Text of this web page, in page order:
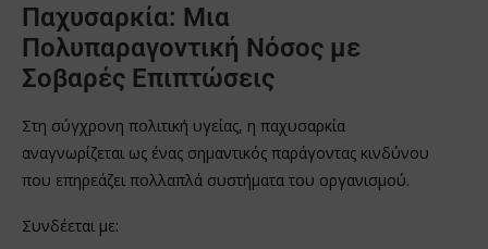
Παχυσαρκία: Μια
Πολυπαραγοντική Νόσος με
Σοβαρές Επιπτώσεις
Στη σύγχρονη πολιτική υγείας, η παχυσαρκία
αναγνωρίζεται ως ένας σημαντικός παράγοντας κινδύνου
που επηρεάζει πολλαπλά συστήματα του οργανισμού.
Συνδέεται με: